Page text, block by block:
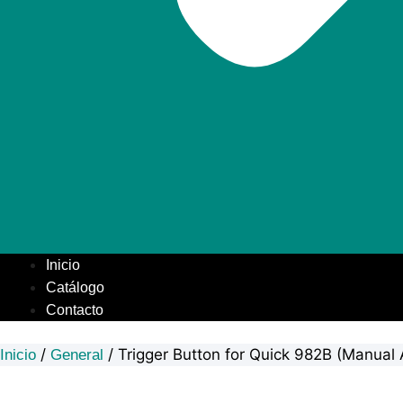
Inicio
Catálogo
Contacto
Inicio / General / Trigger Button for Quick 982B (Manual